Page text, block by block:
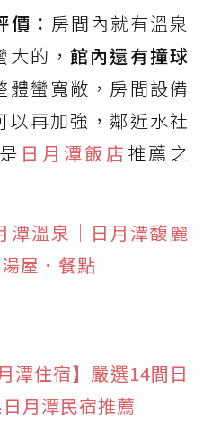
： 房間內就有溫泉
大的，館內還有撞球
體蠻寬敞，房間設備
以再加強，鄰近水社
日月潭飯店 推薦之
潭溫泉｜日月潭馥麗
屋．餐點
潭住宿】嚴選14間日
月潭民宿推薦